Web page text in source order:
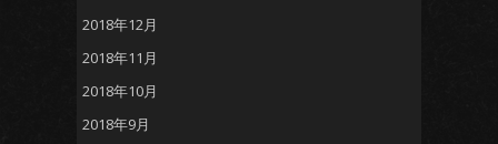
2018年12月
2018年11月
2018年10月
2018年9月